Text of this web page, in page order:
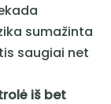
sumažinta
saugiai net
iš bet